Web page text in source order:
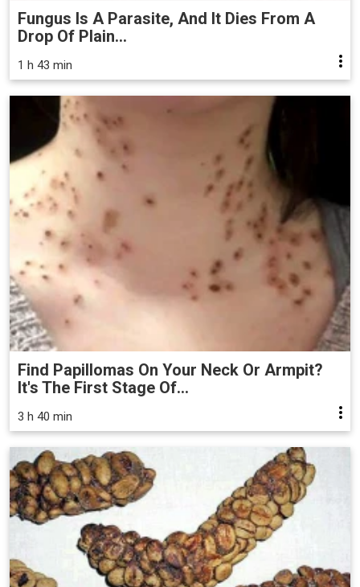
Fungus Is A Parasite, And It Dies From A
Drop Of Plain...
1 h 43 min
Find Papillomas On Your Neck Or Armpit?
It's The First Stage Of...
3 h 40 min